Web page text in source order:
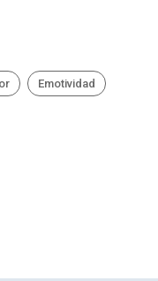
Emotividad